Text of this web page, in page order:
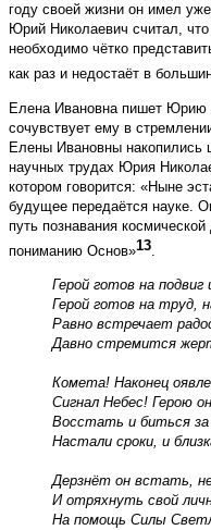
году своей жизни он имел
Юрий Николаевич считал, что
необходимо чётко
как раз и недостаёт в
Елена Ивановна пишет Юрию
сочувствует ему в
Елены Ивановны накопились
научных трудах Юрия
котором говорится: «Ныне
будущее передаётся науке.
путь познавания
пониманию Основ»13.
Герой готов на подвиг
Герой готов на труд,
Равно встречает
Давно стремится
Комета! Наконец
Сигнал Небес! Герою
Восстать и биться
Настали сроки, и
Дерзнёт он встать,
И отряхнуть свой
На помощь Силы